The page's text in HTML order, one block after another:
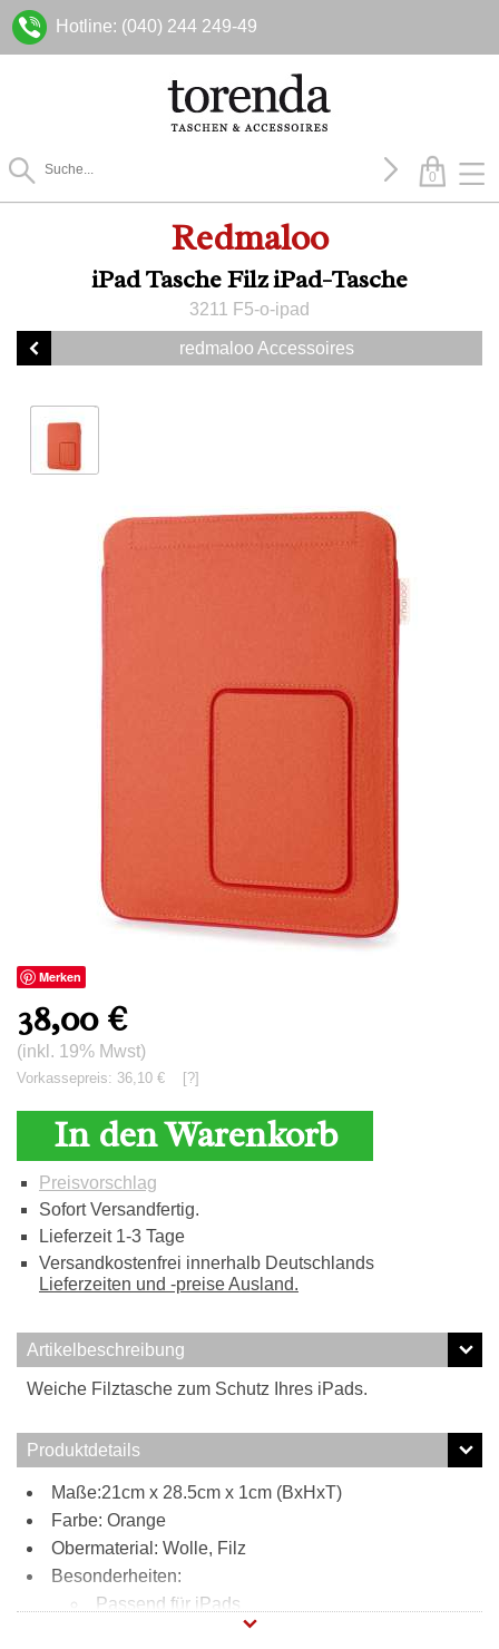
Hotline: (040) 244 249-49
0
Redmaloo
iPad Tasche Filz iPad-Tasche
3211 F5-o-ipad
redmaloo Accessoires
Merken
38,00 €
(inkl. 19% Mwst)
Vorkassepreis: 36,10 € [?]
In den Warenkorb
Preisvorschlag
Sofort Versandfertig.
Lieferzeit 1-3 Tage
Versandkostenfrei innerhalb Deutschlands
Lieferzeiten und -preise Ausland.
Artikelbeschreibung
Weiche Filztasche zum Schutz Ihres iPads.
Produktdetails
Maße:21cm x 28.5cm x 1cm (BxHxT)
Farbe: Orange
Obermaterial: Wolle, Filz
Besonderheiten:
Passend für iPads
modernes und funktionales Design